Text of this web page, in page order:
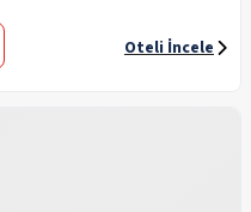
Oteli İncele